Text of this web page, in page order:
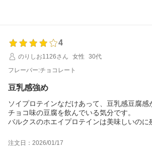
4
のりしお1126さん
女性
30代
フレーバー:チョコレート
豆乳感強め
ソイプロテインなだけあって、豆乳感豆腐感
チョコ味の豆腐を飲んでいる気分です。
バルクスのホエイプロテインは美味しいのに
後日、スプーン二杯を牛乳200mlで割って飲
注文日：2026/01/17